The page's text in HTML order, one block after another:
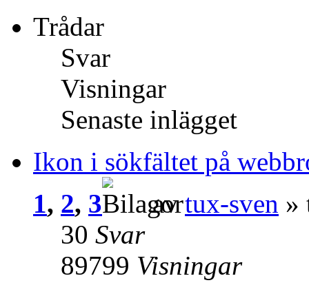
Trådar
Svar
Visningar
Senaste inlägget
Ikon i sökfältet på
1, 2, 3 avtux-sven »
30 Svar
89799 Visningar